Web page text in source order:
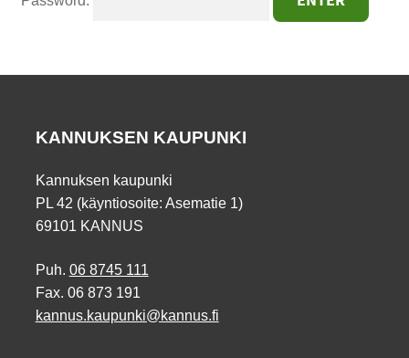
KANNUKSEN KAUPUNKI
Kannuksen kaupunki
PL 42 (käyntiosoite: Asematie 1)
69101 KANNUS
Puh. 06 8745 111
Fax. 06 873 191
kannus.kaupunki@kannus.fi